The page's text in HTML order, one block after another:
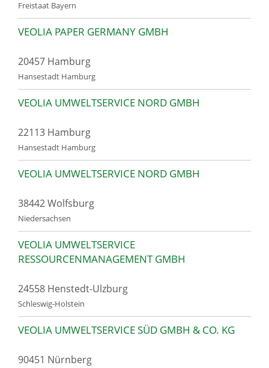
Freistaat Bayern
VEOLIA PAPER GERMANY GMBH
20457 Hamburg
Hansestadt Hamburg
VEOLIA UMWELTSERVICE NORD GMBH
22113 Hamburg
Hansestadt Hamburg
VEOLIA UMWELTSERVICE NORD GMBH
38442 Wolfsburg
Niedersachsen
VEOLIA UMWELTSERVICE
RESSOURCENMANAGEMENT GMBH
24558 Henstedt-Ulzburg
Schleswig-Holstein
VEOLIA UMWELTSERVICE SÜD GMBH & CO. KG
90451 Nürnberg